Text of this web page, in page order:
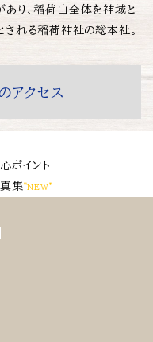
り、稲荷山全体を神域と
れる稲荷神社の総本社。
アクセス
ポイント
集”NEW”
ンセル規定
様へ
バムなど